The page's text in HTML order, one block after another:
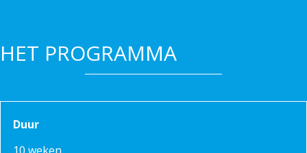
HET PROGRAMMA
Duur